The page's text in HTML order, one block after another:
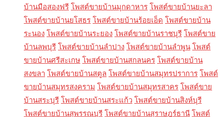
บ้านมือสองฟรี โพสต์ขายบ้านมุกดาหาร โพสต์ขายบ้านยะลา
โพสต์ขายบ้านยโสธร โพสต์ขายบ้านร้อยเอ็ด โพสต์ขายบ้าน
ระนอง โพสต์ขายบ้านระยอง โพสต์ขายบ้านราชบุรี โพสต์ขาย
บ้านลพบุรี โพสต์ขายบ้านลำปาง โพสต์ขายบ้านลำพูน โพสต์
ขายบ้านศรีสะเกษ โพสต์ขายบ้านสกลนคร โพสต์ขายบ้าน
สงขลา โพสต์ขายบ้านสตูล โพสต์ขายบ้านสมุทรปราการ โพสต์
ขายบ้านสมุทรสงคราม โพสต์ขายบ้านสมุทรสาคร โพสต์ขาย
บ้านสระบุรี โพสต์ขายบ้านสระแก้ว โพสต์ขายบ้านสิงห์บุรี
โพสต์ขายบ้านสุพรรณบุรี โพสต์ขายบ้านสุราษฎร์ธานี โพสต์